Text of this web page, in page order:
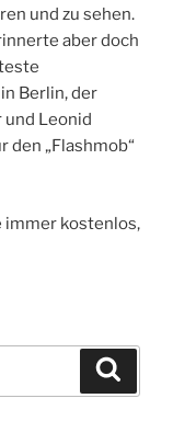
und zu sehen.
aber doch
Berlin, der
und Leonid
„Flashmob“
immer kostenlos,